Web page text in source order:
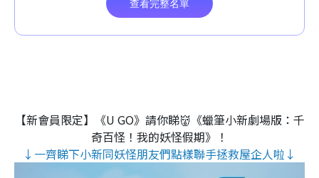
【新會員限定】《U GO》請你睇👹《蠟筆小新劇場版：千
奇百怪！我的妖怪假期》！
↓一齊睇下小新同妖怪朋友們點樣聯手拯救屋企人啦↓